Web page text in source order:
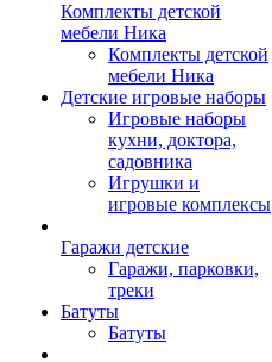
Комплекты детской
мебели Ника
Комплекты детской
мебели Ника
Детские игровые наборы
Игровые наборы
кухни, доктора,
садовника
Игрушки и
игровые комплексы
Гаражи детские
Гаражи, парковки,
треки
Батуты
Батуты